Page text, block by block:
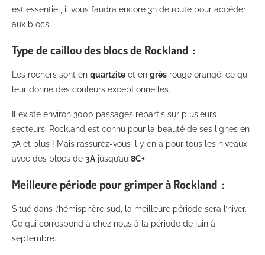
est essentiel, il vous faudra encore 3h de route pour accéder
aux blocs.
Type de caillou des blocs de Rockland :
Les rochers sont en quartzite et en grès rouge orangé, ce qui
leur donne des couleurs exceptionnelles.
Il existe environ 3000 passages répartis sur plusieurs
secteurs. Rockland est connu pour la beauté de ses lignes en
7A et plus ! Mais rassurez-vous il y en a pour tous les niveaux
avec des blocs de 3A jusqu’au 8C+.
Meilleure période pour grimper à Rockland :
Situé dans l’hémisphère sud, la meilleure période sera l’hiver.
Ce qui correspond à chez nous à la période de juin à
septembre.